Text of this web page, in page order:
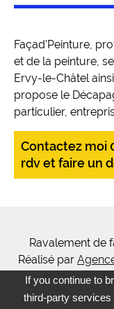
Façad'Peinture,
et de la peinture,
Ervy-le-Châtel
propose le
particulier,
Contactez moi
rdv et faire un
Ravalement de
Réalisé par
If you continue to
third-party services